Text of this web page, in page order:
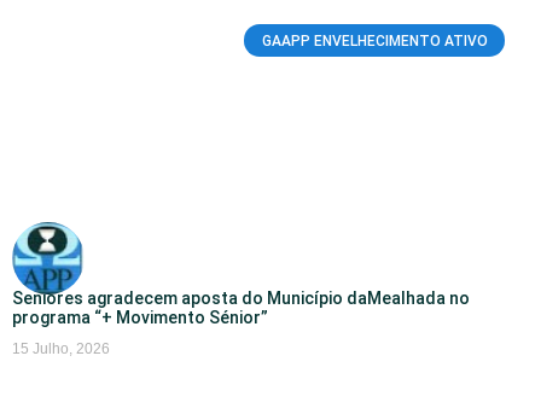
GAAPP ENVELHECIMENTO ATIVO
Seniores agradecem aposta do Município daMealhada no
programa “+ Movimento Sénior”
15 Julho, 2026